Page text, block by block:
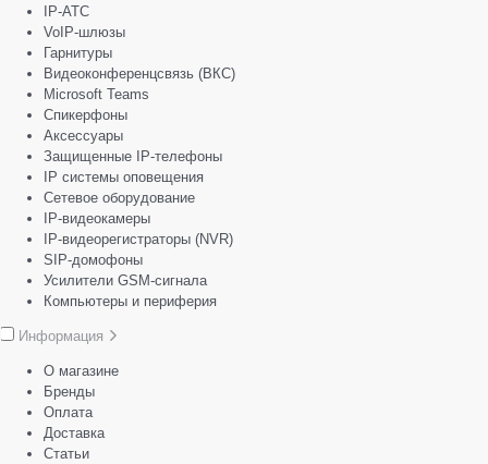
IP-АТС
VoIP-шлюзы
Гарнитуры
Видеоконференцсвязь (ВКС)
Microsoft Teams
Спикерфоны
Аксессуары
Защищенные IP-телефоны
IP системы оповещения
Сетевое оборудование
IP-видеокамеры
IP-видеорегистраторы (NVR)
SIP-домофоны
Усилители GSM-сигнала
Компьютеры и периферия
Информация
О магазине
Бренды
Оплата
Доставка
Статьи